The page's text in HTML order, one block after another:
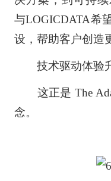
与LOGICDATA希
设，帮助客户创造
技术驱动体验升
这正是 The
念。